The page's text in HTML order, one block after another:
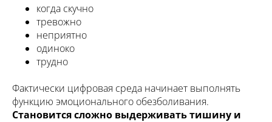
когда скучно
тревожно
неприятно
одиноко
трудно
Фактически цифровая среда начинает выполнять
функцию эмоционального обезболивания.
Становится сложно выдерживать тишину и